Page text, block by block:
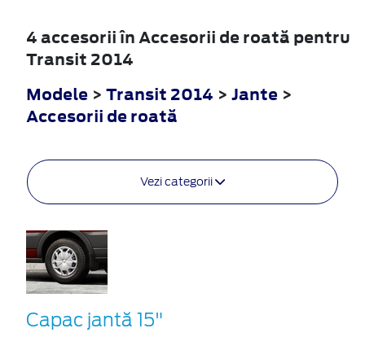
4 accesorii în Accesorii de roată pentru
Transit 2014
Modele > Transit 2014 > Jante >
Accesorii de roată
Vezi categorii
Capac jantă 15"